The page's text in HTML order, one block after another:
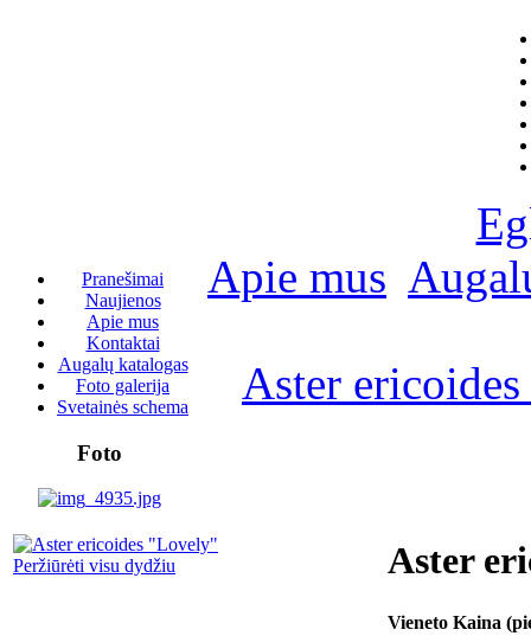
Pranešimai
Naujienos
Apie mus
Kontaktai
Augalų katalogas
Foto galerija
Svetainės schema
Foto
Apie mus
Aster
Peržiūrėti visu dydžiu Aster
Vieneto Kaina